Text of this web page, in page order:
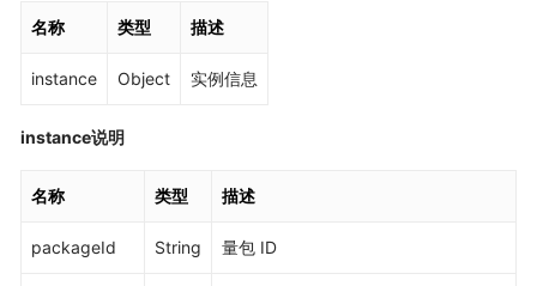
名称 类型 描述
instance Object 实例信息
instance说明
名称 类型 描述
packageId String 量包 ID